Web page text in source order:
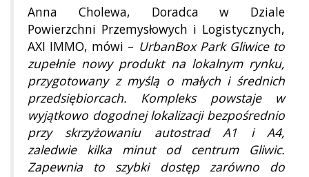
Anna Cholewa, Doradca w Dziale
Powierzchni Przemysłowych i Logistycznych,
AXI IMMO, mówi – UrbanBox Park Gliwice to
zupełnie nowy produkt na lokalnym rynku,
przygotowany z myślą o małych i średnich
przedsiębiorcach. Kompleks powstaje w
wyjątkowo dogodnej lokalizacji bezpośrednio
przy skrzyżowaniu autostrad A1 i A4,
zaledwie kilka minut od centrum Gliwic.
Zapewnia to szybki dostęp zarówno do